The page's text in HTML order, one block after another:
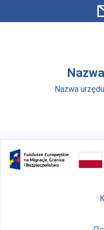
Перейти до основного
Nazwa